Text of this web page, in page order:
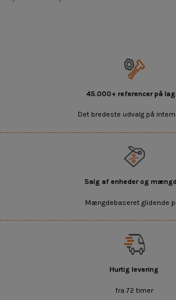
45.000+ referencer på
Det bredeste udvalg på
Salg af enheder og
Mængdebaseret glidende
Hurtig levering
fra 72 timer